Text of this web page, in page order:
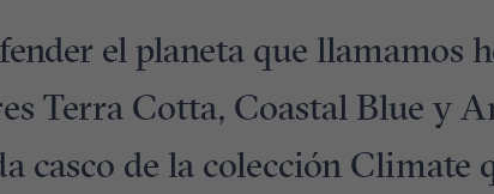
el planeta que llamamos
Terra Cotta, Coastal Blue y
casco de la colección Climate